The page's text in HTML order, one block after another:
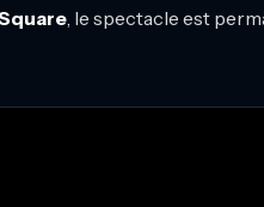
, le spectacle est